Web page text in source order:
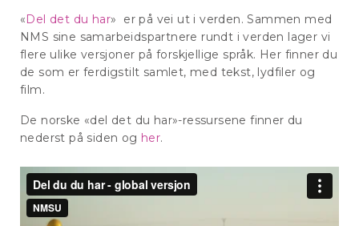
«Del det du har» er på vei ut i verden. Sammen med
NMS sine samarbeidspartnere rundt i verden lager vi
flere ulike versjoner på forskjellige språk. Her finner du
de som er ferdigstilt samlet, med tekst, lydfiler og
film.
De norske «del det du har»-ressursene finner du
nederst på siden og her.